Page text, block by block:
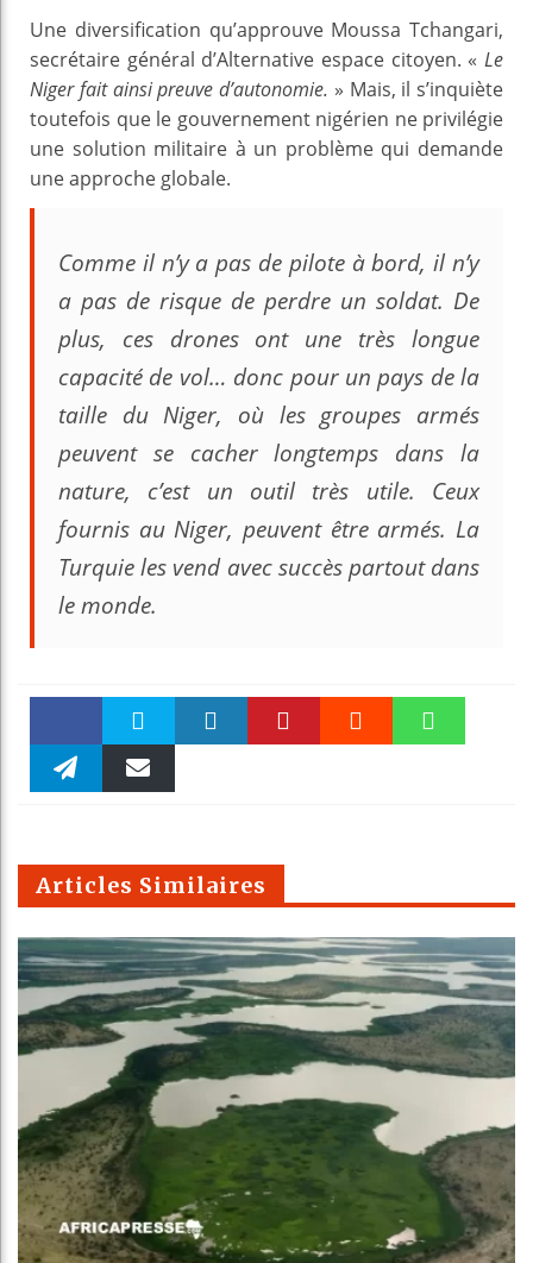
Une diversification qu’approuve Moussa Tchangari,
secrétaire général d’Alternative espace citoyen. « Le
Niger fait ainsi preuve d’autonomie. » Mais, il s’inquiète
toutefois que le gouvernement nigérien ne privilégie
une solution militaire à un problème qui demande
une approche globale.
Comme il n’y a pas de pilote à bord, il n’y
a pas de risque de perdre un soldat. De
plus, ces drones ont une très longue
capacité de vol… donc pour un pays de la
taille du Niger, où les groupes armés
peuvent se cacher longtemps dans la
nature, c’est un outil très utile. Ceux
fournis au Niger, peuvent être armés. La
Turquie les vend avec succès partout dans
le monde.
Faceboo Twitter
m
Articles Similaires